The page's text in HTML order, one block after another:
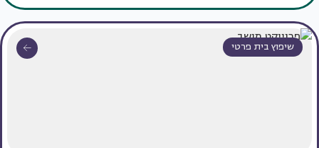
שיפוץ בית פרטי